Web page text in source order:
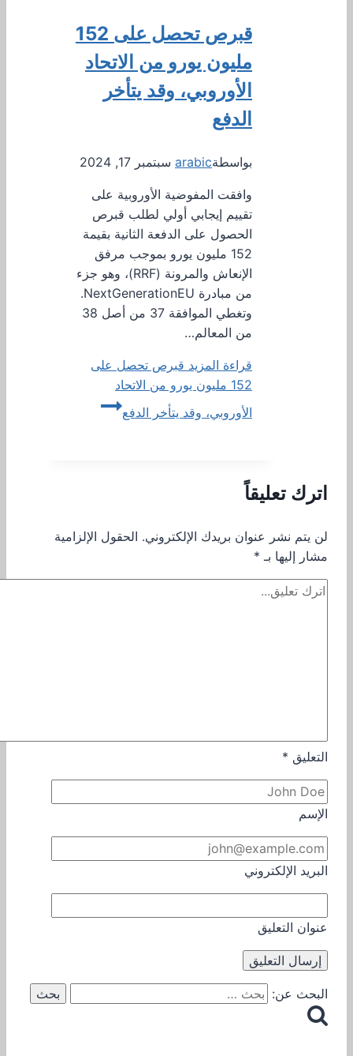
قبرص تحصل على 152
مليون يورو من الاتحاد
الأوروبي، وقد يتأخر
الدفع
بواسطةarabic سبتمبر 17, 2024
وافقت المفوضية الأوروبية على
تقييم إيجابي أولي لطلب قبرص
الحصول على الدفعة الثانية بقيمة
152 مليون يورو بموجب مرفق
الإنعاش والمرونة (RRF)، وهو جزء
من مبادرة NextGenerationEU.
وتغطي الموافقة 37 من أصل 38
من المعالم…
قراءة المزيد قبرص تحصل على
152 مليون يورو من الاتحاد
الأوروبي، وقد يتأخر الدفع
اترك تعليقاً
لن يتم نشر عنوان بريدك الإلكتروني. الحقول الإلزامية
مشار إليها بـ *
التعليق *
الإسم
البريد الإلكتروني
عنوان التعليق
البحث عن: